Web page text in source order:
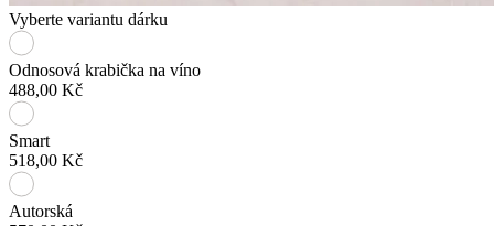
Vyberte variantu dárku
Odnosová krabička na víno
488,00 Kč
Smart
518,00 Kč
Autorská